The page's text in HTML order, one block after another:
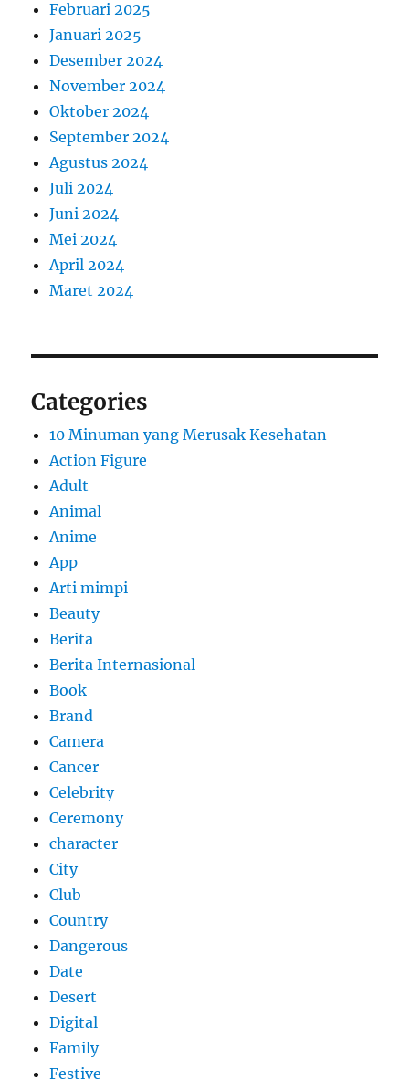
Februari 2025
Januari 2025
Desember 2024
November 2024
Oktober 2024
September 2024
Agustus 2024
Juli 2024
Juni 2024
Mei 2024
April 2024
Maret 2024
Categories
10 Minuman yang Merusak Kesehatan
Action Figure
Adult
Animal
Anime
App
Arti mimpi
Beauty
Berita
Berita Internasional
Book
Brand
Camera
Cancer
Celebrity
Ceremony
character
City
Club
Country
Dangerous
Date
Desert
Digital
Family
Festive